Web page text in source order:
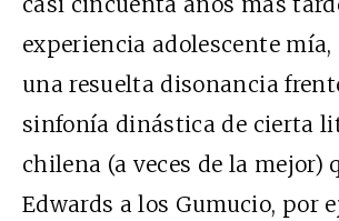
experiencia adolescente mía,
una resuelta disonancia
sinfonía dinástica de cierta
chilena (a veces de la mejor)
Edwards a los Gumucio, por